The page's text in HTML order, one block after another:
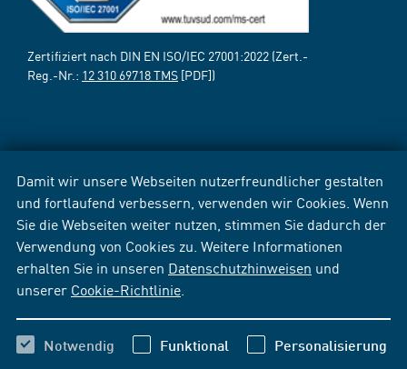
Damit wir unsere Webseiten nutzerfreundlicher gestalten
und fortlaufend verbessern, verwenden wir Cookies. Wenn
Sie die Webseiten weiter nutzen, stimmen Sie dadurch der
Verwendung von Cookies zu. Weitere Informationen
erhalten Sie in unseren Datenschutzhinweisen und
unserer Cookie-Richtlinie
Notwendig Funktional Personalisierung
Zertifiziert nach DIN EN ISO/IEC 27001:2022 (Zert.-
Reg.-Nr.: 12 310 69718 TMS [PDF])